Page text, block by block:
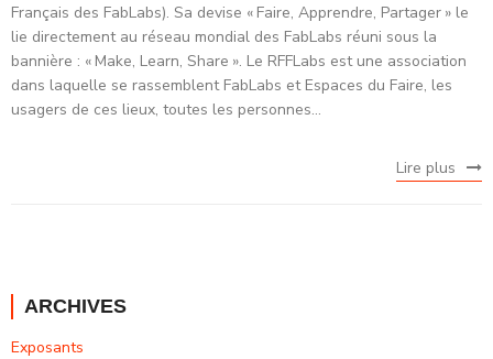
Français des FabLabs). Sa devise « Faire, Apprendre, Partager » le
lie directement au réseau mondial des FabLabs réuni sous la
bannière : « Make, Learn, Share ». Le RFFLabs est une association
dans laquelle se rassemblent FabLabs et Espaces du Faire, les
usagers de ces lieux, toutes les personnes...
Lire plus
ARCHIVES
Exposants